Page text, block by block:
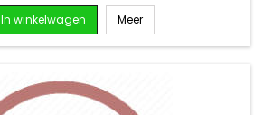
In winkelwagen Meer